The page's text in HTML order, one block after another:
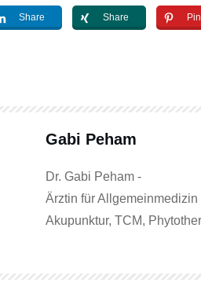
Share Share Pin
Gabi Peham
Dr. Gabi Peham -
Ärztin für Allgemeinmedizin
Akupunktur, TCM,